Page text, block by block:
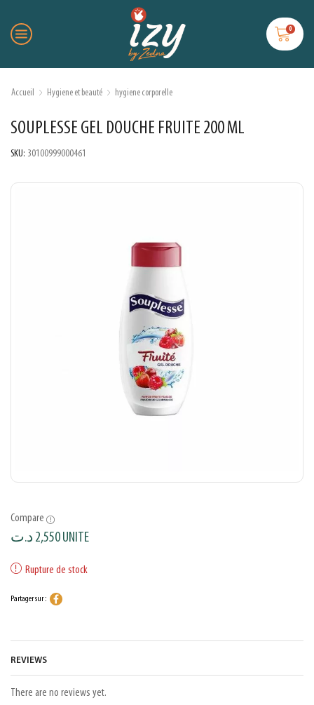
0
Accueil Hygiene et beauté hygiene corporelle
SOUPLESSE GEL DOUCHE FRUITE 200 ML
SKU: 30100999000461
Compare
2,550د.ت UNITE
Rupture de stock
Partager sur :
REVIEWS
There are no reviews yet.